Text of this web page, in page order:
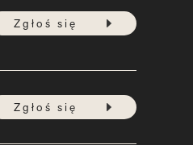
Zgłoś się
Zgłoś się